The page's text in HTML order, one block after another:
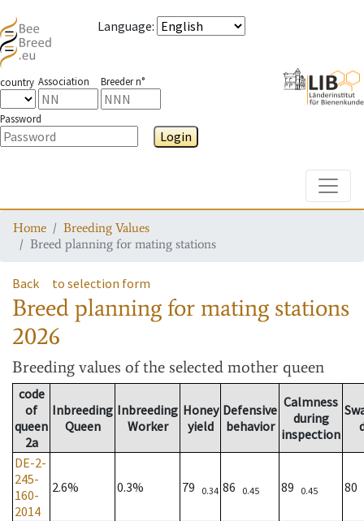
Language:
country Association Breeder n°
Password
Login
Home
Breeding Values
Breed planning for mating stations
Back to selection form
Breed planning for mating stations
2026
Breeding values of the selected mother queen
code
of
queen
2a
Inbreeding
Queen
Inbreeding
Worker
Honey
yield
Defensive
behavior
Calmness
during
inspection
DE-2-
245-
160-
2014
2.6% 0.3% 79 0.34 86 0.45 89 0.45 80